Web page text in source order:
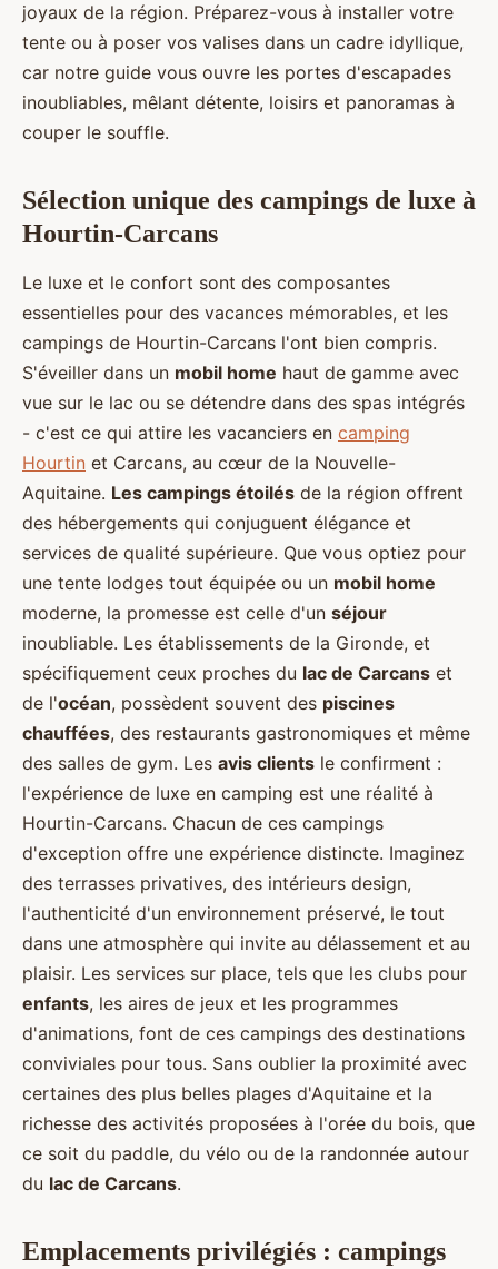
joyaux de la région. Préparez-vous à installer votre
tente ou à poser vos valises dans un cadre idyllique,
car notre guide vous ouvre les portes d'escapades
inoubliables, mêlant détente, loisirs et panoramas à
couper le souffle.
Sélection unique des campings de luxe à
Hourtin-Carcans
Le luxe et le confort sont des composantes
essentielles pour des vacances mémorables, et les
campings de Hourtin-Carcans l'ont bien compris.
S'éveiller dans un mobil home haut de gamme avec
vue sur le lac ou se détendre dans des spas intégrés
- c'est ce qui attire les vacanciers en camping
Hourtin et Carcans, au cœur de la Nouvelle-
Aquitaine. Les campings étoilés de la région offrent
des hébergements qui conjuguent élégance et
services de qualité supérieure. Que vous optiez pour
une tente lodges tout équipée ou un mobil home
moderne, la promesse est celle d'un séjour
inoubliable. Les établissements de la Gironde, et
spécifiquement ceux proches du lac de Carcans et
de l'océan, possèdent souvent des piscines
chauffées, des restaurants gastronomiques et même
des salles de gym. Les avis clients le confirment :
l'expérience de luxe en camping est une réalité à
Hourtin-Carcans. Chacun de ces campings
d'exception offre une expérience distincte. Imaginez
des terrasses privatives, des intérieurs design,
l'authenticité d'un environnement préservé, le tout
dans une atmosphère qui invite au délassement et au
plaisir. Les services sur place, tels que les clubs pour
enfants, les aires de jeux et les programmes
d'animations, font de ces campings des destinations
conviviales pour tous. Sans oublier la proximité avec
certaines des plus belles plages d'Aquitaine et la
richesse des activités proposées à l'orée du bois, que
ce soit du paddle, du vélo ou de la randonnée autour
du lac de Carcans.
Emplacements privilégiés : campings